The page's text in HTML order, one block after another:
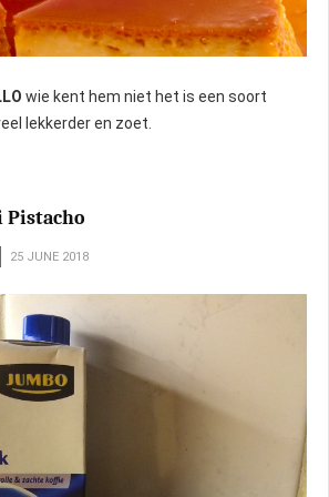
wie kent hem niet het is een soort
lekkerder en zoet.
Pistacho
25 JUNE 2018